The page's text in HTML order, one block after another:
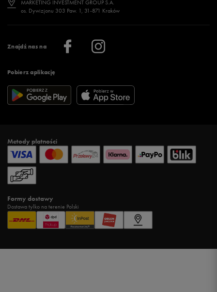
Znajdź nas na
Pobierz aplikację
Regulamin sklepu 50 style
Regulamin aplikacji 50 style
Więcej regulaminów >
Więcej >
Klub 50 style
Praca
Informacje o firmie
MARKETING INVESTMENT GROUP S.A.
os. Dywizjonu 303 Paw. 1, 31-871 Kraków
Metody płatności
Formy dostawy
Dostawa tylko na terenie Polski